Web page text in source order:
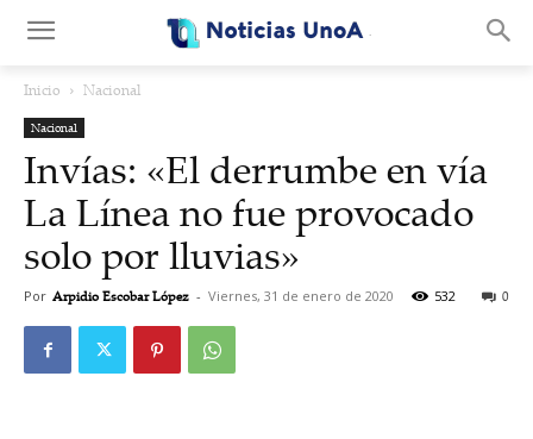
Inicio Nacional
Nacional
Invías: «El derrumbe en vía
La Línea no fue provocado
solo por lluvias»
Por Arpidio Escobar López - Viernes, 31 de enero de 2020 0
532